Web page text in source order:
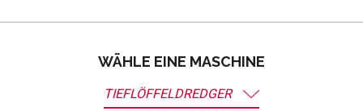
WÄHLE EINE MASCHINE
TIEFLÖFFELDREDGER